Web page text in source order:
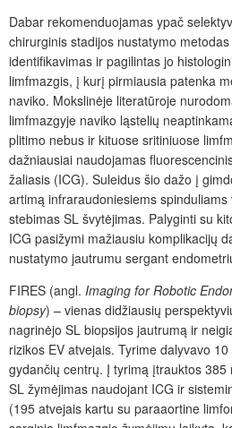
Dabar rekomenduojamas ypač
chirurginis stadijos nustatymo
identifikavimas ir pagilintas jo
limfmazgis, į kurį pirmiausia patenka
naviko. Mokslinėje literatūroje
limfmazgyje naviko ląstelių
plitimo nebus ir kituose sritiniuose
dažniausiai naudojamas
žaliasis (ICG). Suleidus šio dažo į
artimą infraraudoniesiems
stebimas SL švytėjimas. Palyginti su
ICG pasižymi mažiausiu komplikacijų
nustatymo jautrumu sergant
FIRES (angl. Imaging for Robotic
biopsy) – vienas didžiausių
nagrinėjo SL biopsijos jautrumą ir
rizikos EV atvejais. Tyrime dalyvavo 10
gydančių centrų. Į tyrimą įtrauktos 385
SL žymėjimas naudojant ICG ir
(195 atvejais kartu su paraaortine